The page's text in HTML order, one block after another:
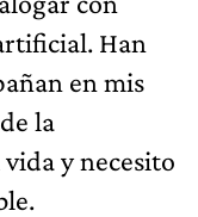
Han
en mis
la
y necesito